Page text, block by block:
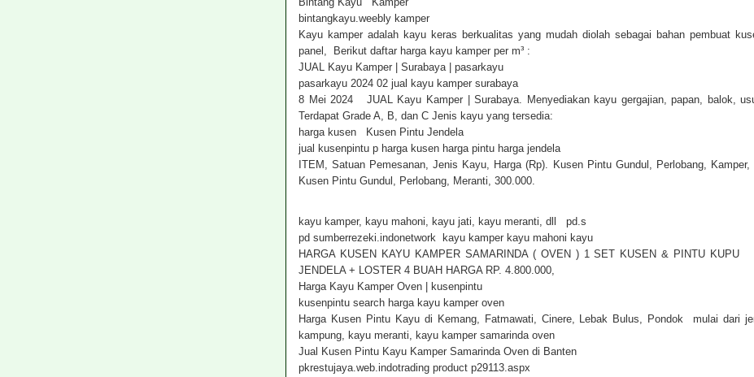
bintangkayu.weebly kamper
Kayu kamper adalah kayu keras berkualitas yang mudah diolah sebagai bahan pembuat
panel, Berikut daftar harga kayu kamper per m³ :
JUAL Kayu Kamper | Surabaya | pasarkayu
pasarkayu 2024 02 jual kayu kamper surabaya
8 Mei 2024 JUAL Kayu Kamper | Surabaya. Menyediakan kayu gergajian, papan, balok,
Terdapat Grade A, B, dan C Jenis kayu yang tersedia:
harga kusen Kusen Pintu Jendela
jual kusenpintu p harga kusen harga pintu harga jendela
ITEM, Satuan Pemesanan, Jenis Kayu, Harga (Rp). Kusen Pintu Gundul, Perlobang, Kamper,
Kusen Pintu Gundul, Perlobang, Meranti, 300.000.
kayu kamper, kayu mahoni, kayu jati, kayu meranti, dll pd.s
pd sumberrezeki.indonetwork kayu kamper kayu mahoni kayu
HARGA KUSEN KAYU KAMPER SAMARINDA ( OVEN ) 1 SET KUSEN & PINTU KUPU
JENDELA + LOSTER 4 BUAH HARGA RP. 4.800.000,
Harga Kayu Kamper Oven | kusenpintu
kusenpintu search harga kayu kamper oven
Harga Kusen Pintu Kayu di Kemang, Fatmawati, Cinere, Lebak Bulus, Pondok mulai dari
kampung, kayu meranti, kayu kamper samarinda oven
Jual Kusen Pintu Kayu Kamper Samarinda Oven di Banten
pkrestujaya.web.indotrading product p29113.aspx